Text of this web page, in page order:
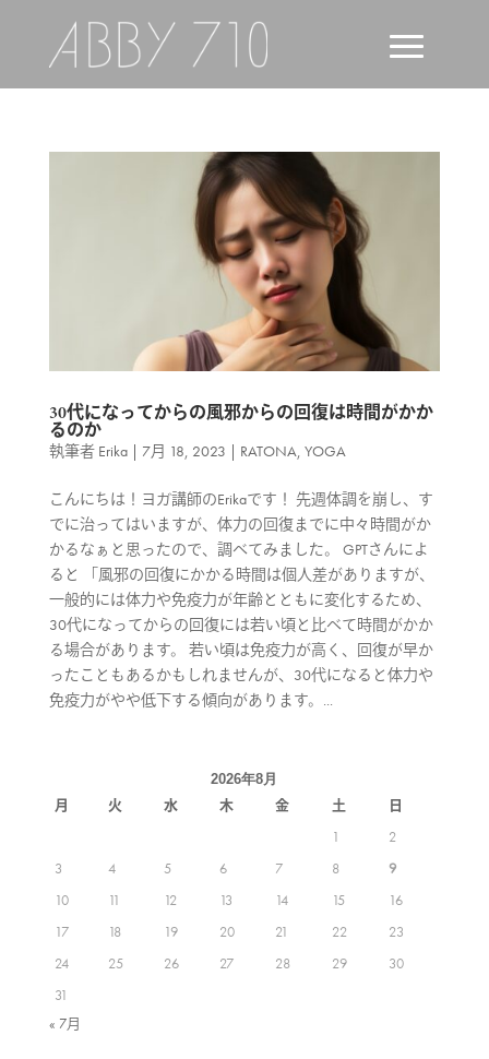
30代になってからの風邪からの回復は時間がかか
るのか
執筆者 Erika| 7月 18, 2023 | RATONA, YOGA
こんにちは！ヨガ講師のErikaです！ 先週体調を崩し、す
でに治ってはいますが、体力の回復までに中々時間がか
かるなぁと思ったので、調べてみました。 GPTさんによ
ると 「風邪の回復にかかる時間は個人差がありますが、
一般的には体力や免疫力が年齢とともに変化するため、
30代になってからの回復には若い頃と比べて時間がかか
る場合があります。 若い頃は免疫力が高く、回復が早か
ったこともあるかもしれませんが、30代になると体力や
免疫力がやや低下する傾向があります。...
2026年8月
月 火 水 木 金 土
日
1
2
3
4 5 6 7 8
9
10
11 12 13 14 15
16
17
18 19 20 21 22
23
24
25 26 27 28 29
30
31
« 7月